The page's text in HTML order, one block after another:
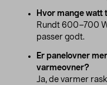
Hvor mange watt
Rundt 600–700
passer godt.
Er panelovner
varmeovner?
Ja, de varmer